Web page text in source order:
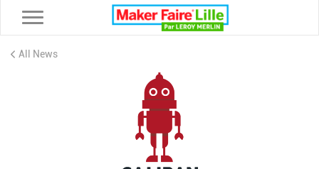
Toggle navigation
All News